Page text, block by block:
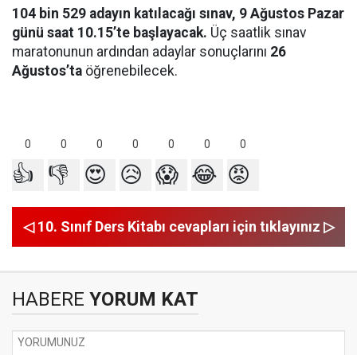
104 bin 529 adayın katılacağı sınav, 9 Ağustos Pazar
günü saat 10.15’te başlayacak. Üç saatlik sınav
maratonunun ardından adaylar sonuçlarını 26
Ağustos’ta öğrenebilecek.
0 0 0 0 0 0 0
👍 👎 😍 😥 😱 😂 😡
◁ 10. Sınıf Ders Kitabı cevapları için tıklayınız ▷
HABERE YORUM KAT